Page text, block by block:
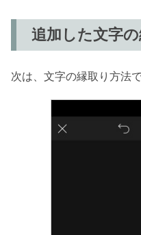
追加した文字
次は、文字の縁取り方法で